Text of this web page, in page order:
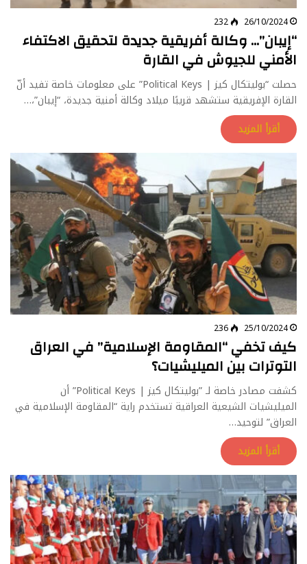
26/10/2024
232
“إيبان”… وكالة أفريقية جديدة لتحقيق الاكتفاء
الأمني للجيوش في القارة
حصلت “بوليتكال كيز | Political Keys” على معلومات خاصة تفيد أنّ
القارة الإفريقية ستشهد قريبًا ميلاد وكالة أمنية جديدة، “إيبان”،…
أقرأ المزيد
25/10/2024
236
كيف تخفي “المقاومة الإسلامية” في العراق
التوترات بين الميليشيات؟
كشفت مصادر خاصة لـ ”بوليتكال كيز | Political Keys” أن
الميليشيات الشيعية العراقية تستخدم راية “المقاومة الإسلامية في
العراق” لتوحيد…
أقرأ المزيد